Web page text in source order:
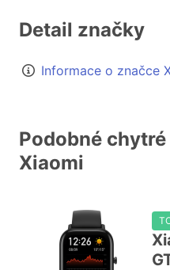
Detail značky
Informace o značce
Podobné
Xiaomi